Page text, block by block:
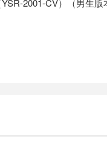
2001-CV）（男生版